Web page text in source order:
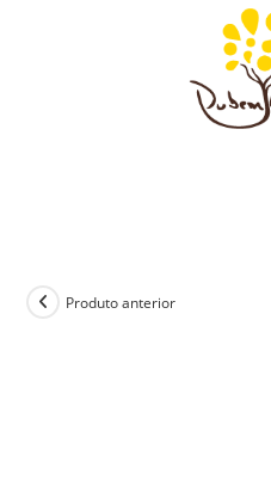
Produto anterior